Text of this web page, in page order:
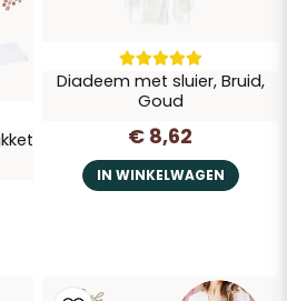
verzenden
Diadeem met sluier, Bruid,
Goud
€ 8,62
IN WINKELWAGEN